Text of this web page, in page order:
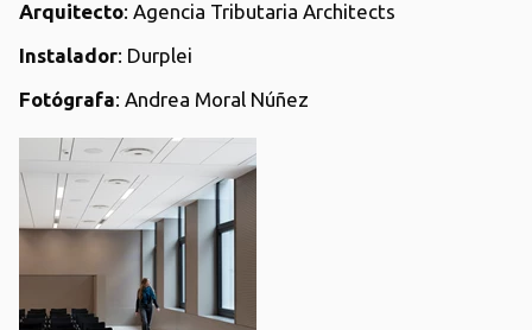
Arquitecto: Agencia Tributaria Architects
Instalador: Durplei
Fotógrafa: Andrea Moral Núñez